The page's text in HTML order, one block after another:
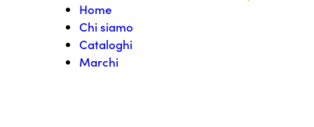
Home
Chi siamo
Cataloghi
Marchi